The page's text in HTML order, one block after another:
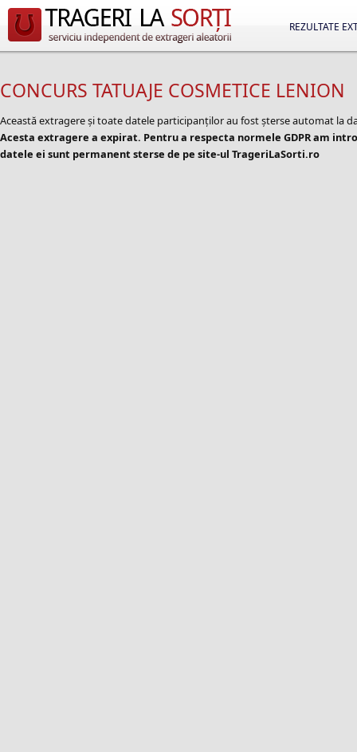
REZULTATE
CONCURS TATUAJE COSMETICE LENION
Această extragere și toate datele participanților au fost șterse automat la
Acesta extragere a expirat. Pentru a respecta normele GDPR am
datele ei sunt permanent sterse de pe site-ul TrageriLaSorti.ro